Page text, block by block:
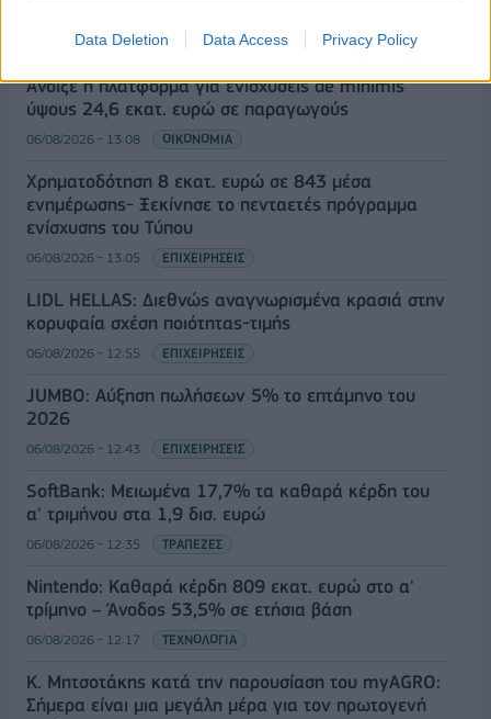
Data Deletion Data Access Privacy Policy
06/08/2026 - 13:17 ΟΙΚΟΝΟΜΙΑ
Άνοιξε η πλατφόρμα για ενισχύσεις de minimis
ύψους 24,6 εκατ. ευρώ σε παραγωγούς
06/08/2026 - 13:08 ΟΙΚΟΝΟΜΙΑ
Χρηματοδότηση 8 εκατ. ευρώ σε 843 μέσα
ενημέρωσης- Ξεκίνησε το πενταετές πρόγραμμα
ενίσχυσης του Τύπου
06/08/2026 - 13:05 ΕΠΙΧΕΙΡΗΣΕΙΣ
LIDL HELLAS: Διεθνώς αναγνωρισμένα κρασιά στην
κορυφαία σχέση ποιότητας-τιμής
06/08/2026 - 12:55 ΕΠΙΧΕΙΡΗΣΕΙΣ
JUMBO: Αύξηση πωλήσεων 5% το επτάμηνο του
2026
06/08/2026 - 12:43 ΕΠΙΧΕΙΡΗΣΕΙΣ
SoftBank: Μειωμένα 17,7% τα καθαρά κέρδη του
α' τριμήνου στα 1,9 δισ. ευρώ
06/08/2026 - 12:35 ΤΡΑΠΕΖΕΣ
Nintendo: Καθαρά κέρδη 809 εκατ. ευρώ στο α'
τρίμηνο – Άνοδος 53,5% σε ετήσια βάση
06/08/2026 - 12:17 ΤΕΧΝΟΛΟΓΙΑ
Κ. Μητσοτάκης κατά την παρουσίαση του myAGRO:
Σήμερα είναι μια μεγάλη μέρα για τον πρωτογενή